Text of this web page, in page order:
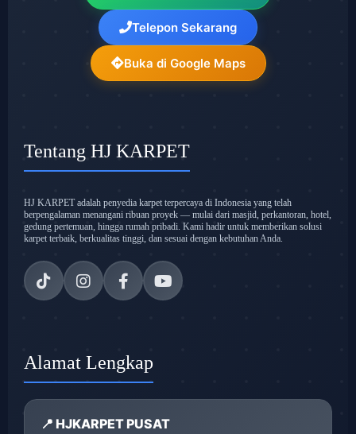
Telepon Sekarang
Buka di Google Maps
Tentang HJ KARPET
HJ KARPET adalah penyedia karpet terpercaya di Indonesia yang telah
berpengalaman menangani ribuan proyek — mulai dari masjid, perkantoran, hotel,
gedung pertemuan, hingga rumah pribadi. Kami hadir untuk memberikan solusi
karpet terbaik, berkualitas tinggi, dan sesuai dengan kebutuhan Anda.
Alamat Lengkap
📍 HJKARPET PUSAT